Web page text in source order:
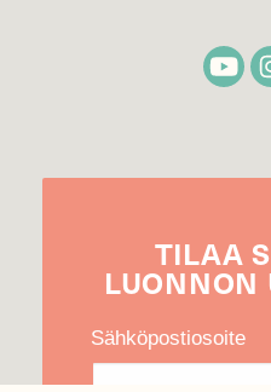
TILAA
LUONNON
Sähköpostiosoite